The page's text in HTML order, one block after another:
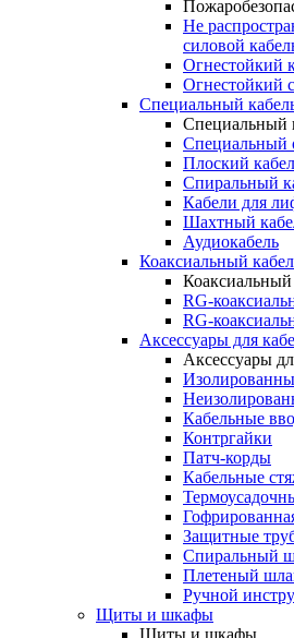
Не
силовой
Огнестойкий
Огнестойкий
Специальный
Специальный
Специальный
Плоский
Спиральный
Кабели для
Шахтный
Аудиокабель
Коаксиальный
Коаксиальный
RG-
RG-
Аксессуары для
Аксессуары
Кабельные
Контргайки
Патч-корды
Кабельные
Защитные
Спиральный
Плетеный
Ручной
Щиты и шкафы
Щиты и шкафы